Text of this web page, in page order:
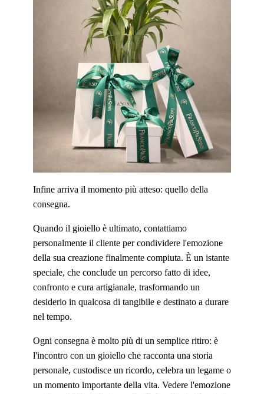
Infine arriva il momento più atteso: quello della
consegna.
Quando il gioiello è ultimato, contattiamo
personalmente il cliente per condividere l'emozione
della sua creazione finalmente compiuta. È un istante
speciale, che conclude un percorso fatto di idee,
confronto e cura artigianale, trasformando un
desiderio in qualcosa di tangibile e destinato a durare
nel tempo.
Ogni consegna è molto più di un semplice ritiro: è
l'incontro con un gioiello che racconta una storia
personale, custodisce un ricordo, celebra un legame o
un momento importante della vita. Vedere l'emozione